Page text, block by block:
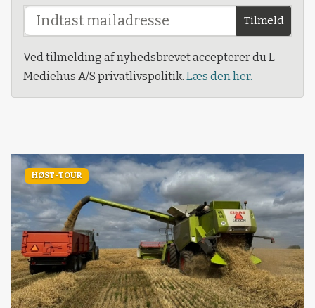
Tilmeld
Ved tilmelding af nyhedsbrevet accepterer du L-
Mediehus A/S privatlivspolitik. Læs den her.
HØST-TOUR